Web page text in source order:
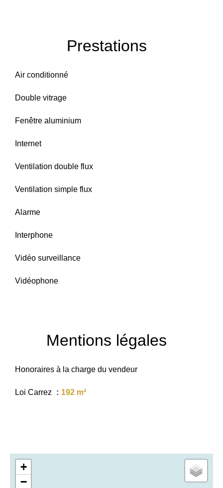
Prestations
Air conditionné
Double vitrage
Fenêtre aluminium
Internet
Ventilation double flux
Ventilation simple flux
Alarme
Interphone
Vidéo surveillance
Vidéophone
Mentions légales
Honoraires à la charge du vendeur
Loi Carrez 192 m²
+
−